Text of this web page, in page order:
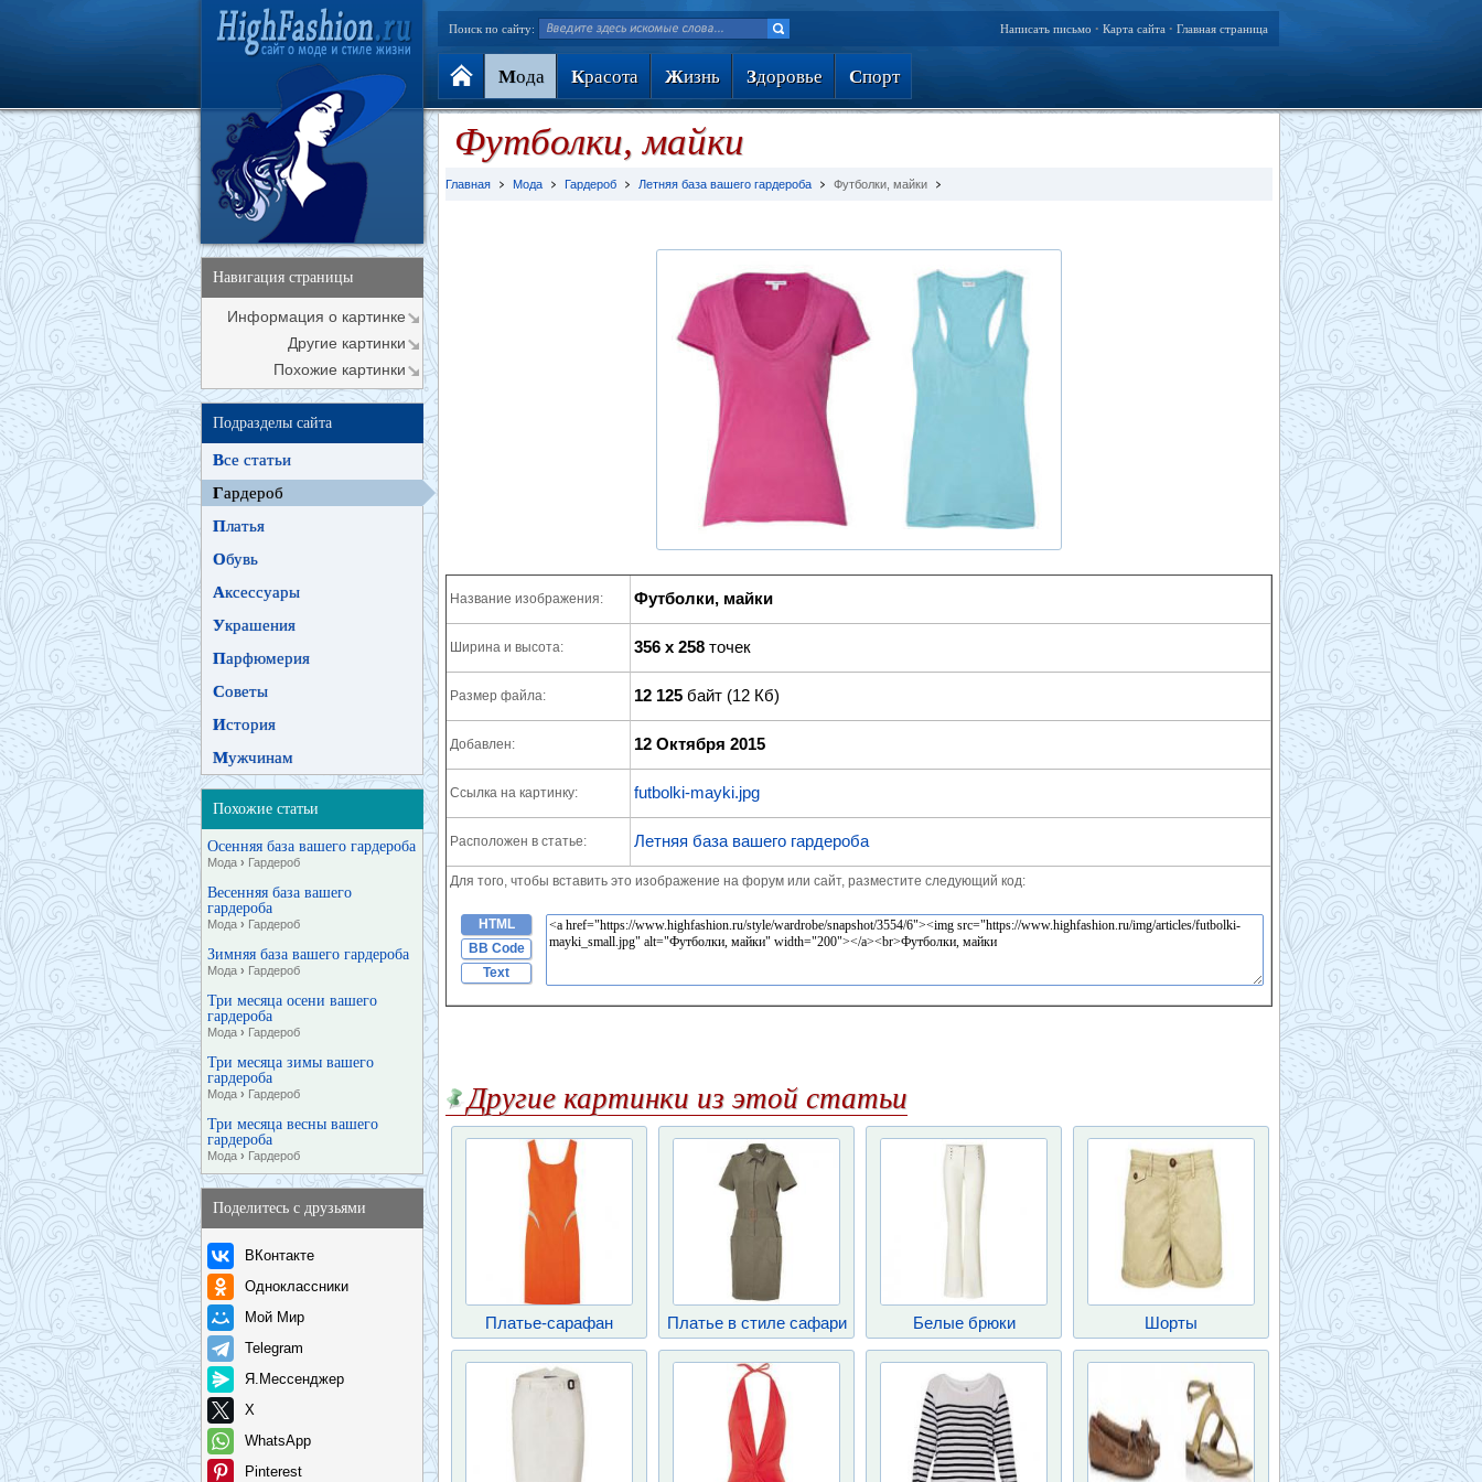
Поиск по сайту: Написать письмо • Карта сайта • Главная страница
Мода Красота Жизнь Здоровье Спорт
Навигация страницы
Информация о картинке
Другие картинки
Похожие картинки
Подразделы сайта
Все статьи
Гардероб
Платья
Обувь
Аксессуары
Украшения
Парфюмерия
Советы
История
Мужчинам
Похожие статьи
Осенняя база вашего гардероба
Мода › Гардероб
Весенняя база вашего
гардероба
Мода › Гардероб
Зимняя база вашего гардероба
Мода › Гардероб
Три месяца осени вашего
гардероба
Мода › Гардероб
Три месяца зимы вашего
гардероба
Мода › Гардероб
Три месяца весны вашего
гардероба
Мода › Гардероб
Поделитесь с друзьями
ВКонтакте
Одноклассники
Мой Мир
Telegram
Я.Мессенджер
X
WhatsApp
Pinterest
Футболки, майки
Главная Мода Гардероб Летняя база вашего гардероба Футболки, майки
Название изображения: Футболки, майки
Ширина и высота: 356 x 258 точек
Размер файла: 12 125 байт (12 Кб)
Добавлен: 12 Октября 2015
Ссылка на картинку: futbolki-mayki.jpg
Расположен в статье: Летняя база вашего гардероба
Для того, чтобы вставить это изображение на форум или сайт, разместите следующий код:
HTML
BB Code
Text
Другие картинки из этой статьи
Платье-сарафан Платье в стиле сафари Белые брюки Шорты